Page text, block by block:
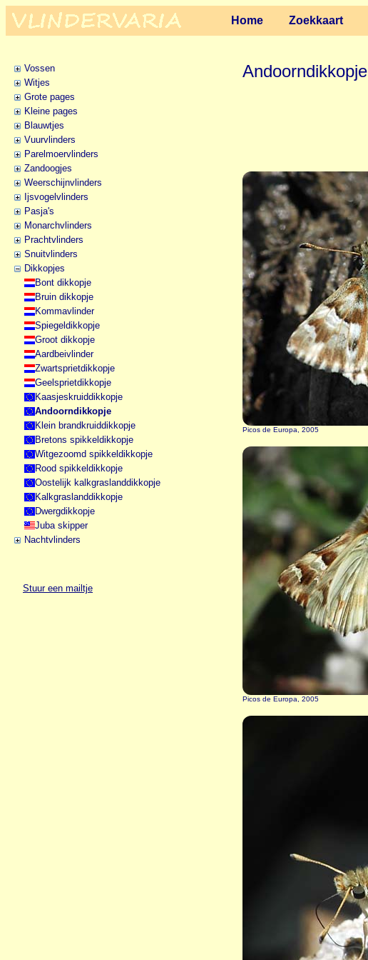
Home Zoekkaart
Vossen
Witjes
Grote pages
Kleine pages
Blauwtjes
Vuurvlinders
Parelmoervlinders
Zandoogjes
Weerschijnvlinders
Ijsvogelvlinders
Pasja's
Monarchvlinders
Prachtvlinders
Snuitvlinders
Dikkopjes
Bont dikkopje
Bruin dikkopje
Kommavlinder
Spiegeldikkopje
Groot dikkopje
Aardbeivlinder
Zwartsprietdikkopje
Geelsprietdikkopje
Kaasjeskruiddikkopje
Andoorndikkopje
Klein brandkruiddikkopje
Bretons spikkeldikkopje
Witgezoomd spikkeldikkopje
Rood spikkeldikkopje
Oostelijk kalkgraslanddikkopje
Kalkgraslanddikkopje
Dwergdikkopje
Juba skipper
Nachtvlinders
Stuur een mailtje
Andoorndikkopje
Picos de Europa, 2005
Picos de Europa, 2005